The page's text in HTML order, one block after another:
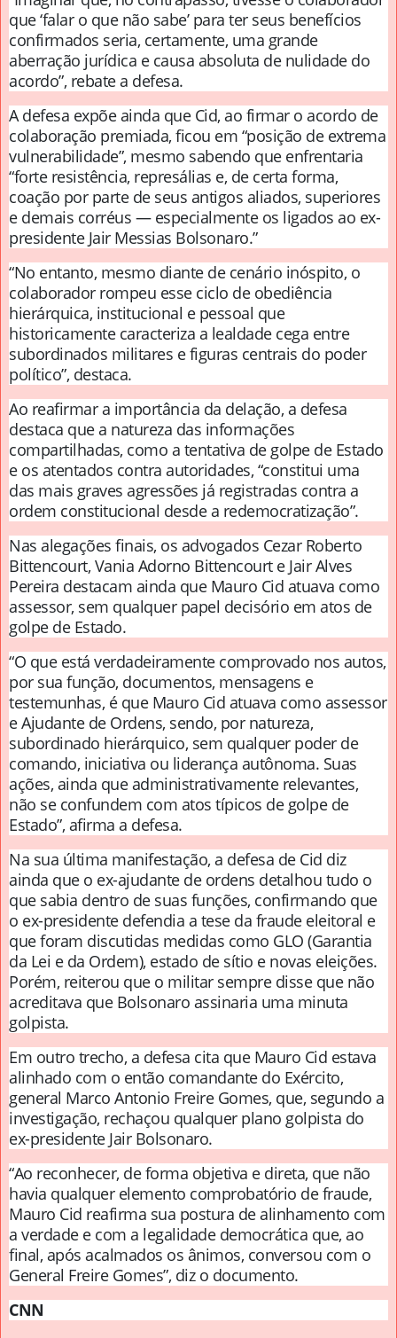
que ‘falar o que não sabe’ para ter seus benefícios
confirmados seria, certamente, uma grande
aberração jurídica e causa absoluta de nulidade do
acordo”, rebate a defesa.
A defesa expõe ainda que Cid, ao firmar o acordo de
colaboração premiada, ficou em “posição de extrema
vulnerabilidade”, mesmo sabendo que enfrentaria
“forte resistência, represálias e, de certa forma,
coação por parte de seus antigos aliados, superiores
e demais corréus — especialmente os ligados ao ex-
presidente Jair Messias Bolsonaro.”
“No entanto, mesmo diante de cenário inóspito, o
colaborador rompeu esse ciclo de obediência
hierárquica, institucional e pessoal que
historicamente caracteriza a lealdade cega entre
subordinados militares e figuras centrais do poder
político”, destaca.
Ao reafirmar a importância da delação, a defesa
destaca que a natureza das informações
compartilhadas, como a tentativa de golpe de Estado
e os atentados contra autoridades, “constitui uma
das mais graves agressões já registradas contra a
ordem constitucional desde a redemocratização”.
Nas alegações finais, os advogados Cezar Roberto
Bittencourt, Vania Adorno Bittencourt e Jair Alves
Pereira destacam ainda que Mauro Cid atuava como
assessor, sem qualquer papel decisório em atos de
golpe de Estado.
“O que está verdadeiramente comprovado nos autos,
por sua função, documentos, mensagens e
testemunhas, é que Mauro Cid atuava como assessor
e Ajudante de Ordens, sendo, por natureza,
subordinado hierárquico, sem qualquer poder de
comando, iniciativa ou liderança autônoma. Suas
ações, ainda que administrativamente relevantes,
não se confundem com atos típicos de golpe de
Estado”, afirma a defesa.
Na sua última manifestação, a defesa de Cid diz
ainda que o ex-ajudante de ordens detalhou tudo o
que sabia dentro de suas funções, confirmando que
o ex-presidente defendia a tese da fraude eleitoral e
que foram discutidas medidas como GLO (Garantia
da Lei e da Ordem), estado de sítio e novas eleições.
Porém, reiterou que o militar sempre disse que não
acreditava que Bolsonaro assinaria uma minuta
golpista.
Em outro trecho, a defesa cita que Mauro Cid estava
alinhado com o então comandante do Exército,
general Marco Antonio Freire Gomes, que, segundo a
investigação, rechaçou qualquer plano golpista do
ex-presidente Jair Bolsonaro.
“Ao reconhecer, de forma objetiva e direta, que não
havia qualquer elemento comprobatório de fraude,
Mauro Cid reafirma sua postura de alinhamento com
a verdade e com a legalidade democrática que, ao
final, após acalmados os ânimos, conversou com o
General Freire Gomes”, diz o documento.
CNN